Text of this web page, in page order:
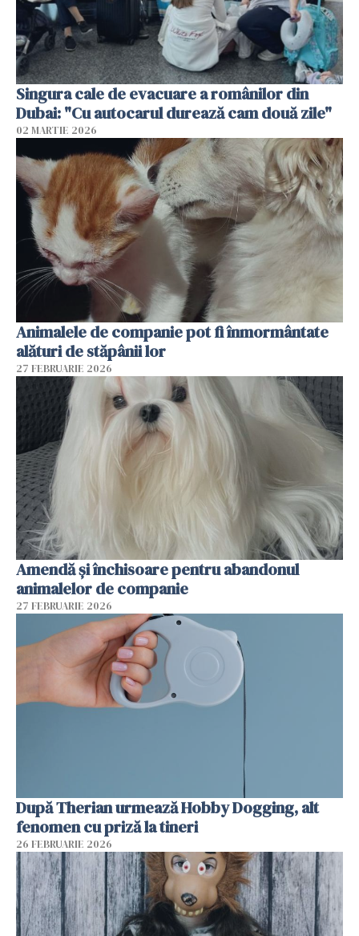
Singura cale de evacuare a românilor din
Dubai: "Cu autocarul durează cam două zile"
02 MARTIE 2026
Animalele de companie pot fi înmormântate
alături de stăpânii lor
27 FEBRUARIE 2026
Amendă și închisoare pentru abandonul
animalelor de companie
27 FEBRUARIE 2026
După Therian urmează Hobby Dogging, alt
fenomen cu priză la tineri
26 FEBRUARIE 2026